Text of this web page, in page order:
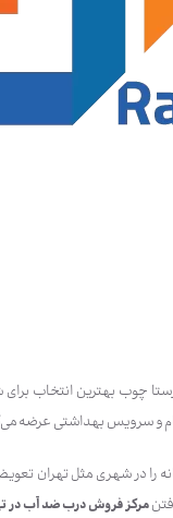
چوب بهترین انتخاب برای
سرویس بهداشتی عرضه
را در شهری مثل تهران
مرکز فروش درب ضد آب در